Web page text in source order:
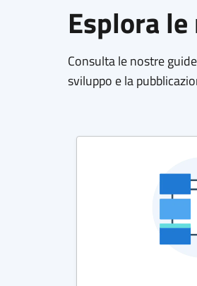
Esplora
Consulta le nostre
sviluppo e la